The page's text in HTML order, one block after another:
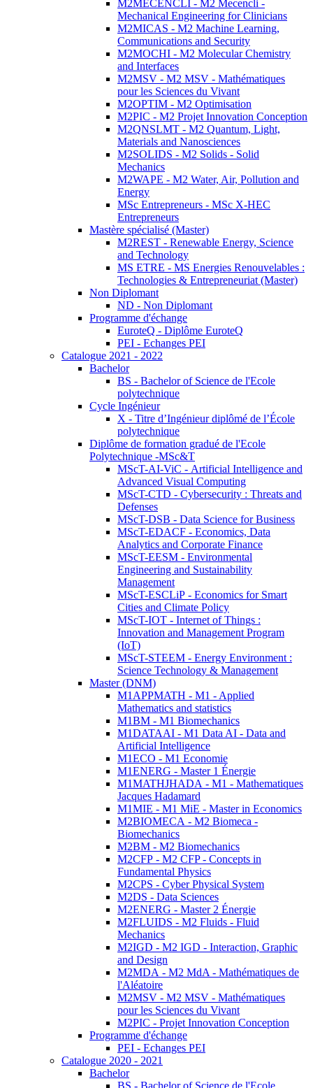
M2MECENCLI - M2 Mecencli -
Mechanical Engineering for Clinicians
M2MICAS - M2 Machine Learning,
Communications and Security
M2MOCHI - M2 Molecular Chemistry
and Interfaces
M2MSV - M2 MSV - Mathématiques
pour les Sciences du Vivant
M2OPTIM - M2 Optimisation
M2PIC - M2 Projet Innovation Conception
M2QNSLMT - M2 Quantum, Light,
Materials and Nanosciences
M2SOLIDS - M2 Solids - Solid
Mechanics
M2WAPE - M2 Water, Air, Pollution and
Energy
MSc Entrepreneurs - MSc X-HEC
Entrepreneurs
Mastère spécialisé (Master)
M2REST - Renewable Energy, Science
and Technology
MS ETRE - MS Energies Renouvelables :
Technologies & Entrepreneuriat (Master)
Non Diplomant
ND - Non Diplomant
Programme d'échange
EuroteQ - Diplôme EuroteQ
PEI - Echanges PEI
Catalogue 2021 - 2022
Bachelor
BS - Bachelor of Science de l'Ecole
polytechnique
Cycle Ingénieur
X - Titre d’Ingénieur diplômé de l’École
polytechnique
Diplôme de formation gradué de l'Ecole
Polytechnique -MSc&T
MScT-AI-ViC - Artificial Intelligence and
Advanced Visual Computing
MScT-CTD - Cybersecurity : Threats and
Defenses
MScT-DSB - Data Science for Business
MScT-EDACF - Economics, Data
Analytics and Corporate Finance
MScT-EESM - Environmental
Engineering and Sustainability
Management
MScT-ESCLiP - Economics for Smart
Cities and Climate Policy
MScT-IOT - Internet of Things :
Innovation and Management Program
(IoT)
MScT-STEEM - Energy Environment :
Science Technology & Management
Master (DNM)
M1APPMATH - M1 - Applied
Mathematics and statistics
M1BM - M1 Biomechanics
M1DATAAI - M1 Data AI - Data and
Artificial Intelligence
M1ECO - M1 Economie
M1ENERG - Master 1 Énergie
M1MATHJHADA - M1 - Mathematiques
Jacques Hadamard
M1MIE - M1 MiE - Master in Economics
M2BIOMECA - M2 Biomeca -
Biomechanics
M2BM - M2 Biomechanics
M2CFP - M2 CFP - Concepts in
Fundamental Physics
M2CPS - Cyber Physical System
M2DS - Data Sciences
M2ENERG - Master 2 Énergie
M2FLUIDS - M2 Fluids - Fluid
Mechanics
M2IGD - M2 IGD - Interaction, Graphic
and Design
M2MDA - M2 MdA - Mathématiques de
l'Aléatoire
M2MSV - M2 MSV - Mathématiques
pour les Sciences du Vivant
M2PIC - Projet Innovation Conception
Programme d'échange
PEI - Echanges PEI
Catalogue 2020 - 2021
Bachelor
BS - Bachelor of Science de l'Ecole